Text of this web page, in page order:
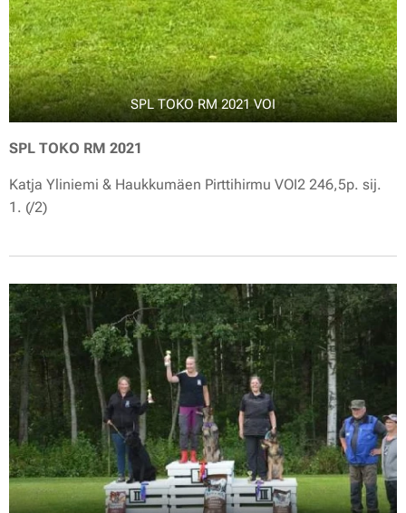
SPL TOKO RM 2021 VOI
SPL TOKO RM 2021
Katja Yliniemi & Haukkumäen Pirttihirmu VOI2 246,5p. sij.
1. (/2)